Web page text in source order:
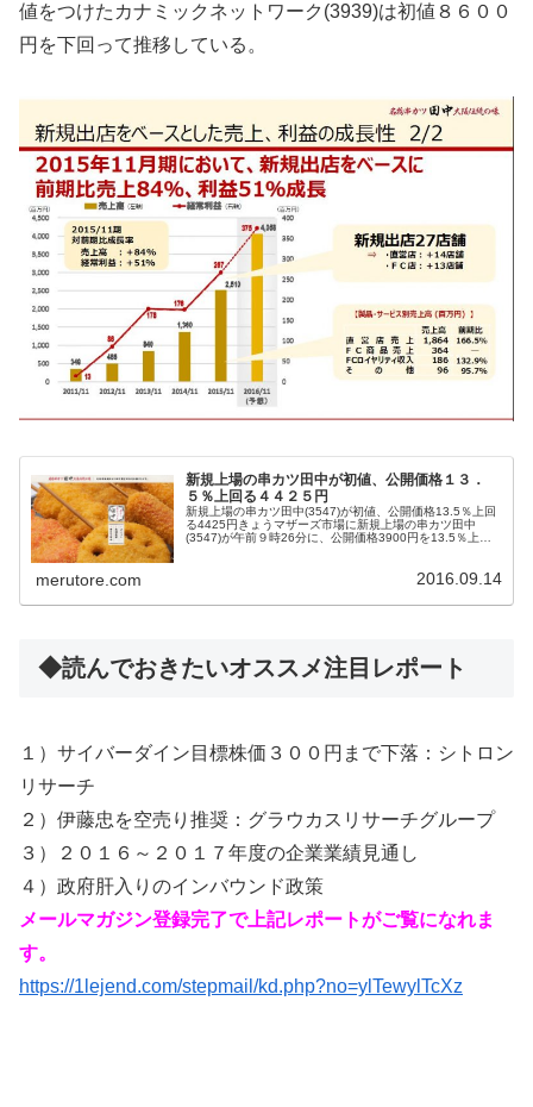
値をつけたカナミックネットワーク(3939)は初値８６００
円を下回って推移している。
新規上場の串カツ田中が初値、公開価格１３．
５％上回る４４２５円
新規上場の串カツ田中(3547)が初値、公開価格13.5％上回
る4425円きょうマザーズ市場に新規上場の串カツ田中
(3547)が午前９時26分に、公開価格3900円を13.5％上回
merutore.com 2016.09.14
◆読んでおきたいオススメ注目レポート
１）サイバーダイン目標株価３００円まで下落：シトロン
リサーチ
２）伊藤忠を空売り推奨：グラウカスリサーチグループ
３）２０１６～２０１７年度の企業業績見通し
４）政府肝入りのインバウンド政策
メールマガジン登録完了で上記レポートがご覧になれま
す。
https://1lejend.com/stepmail/kd.php?no=ylTewylTcXz